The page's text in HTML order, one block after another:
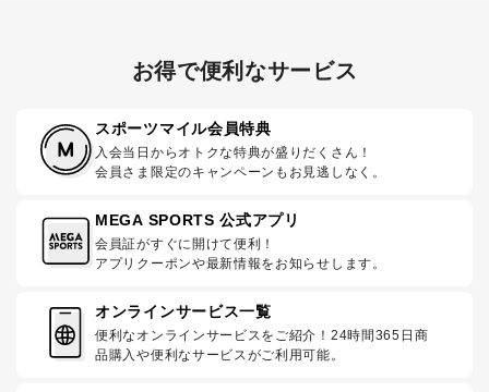
お得で便利なサービス
スポーツマイル会員特典
入会当日からオトクな特典が盛りだくさん！
会員さま限定のキャンペーンもお見逃しなく。
MEGA SPORTS 公式アプリ
会員証がすぐに開けて便利！
アプリクーポンや最新情報をお知らせします。
オンラインサービス一覧
便利なオンラインサービスをご紹介！24時間365日商
品購入や便利なサービスがご利用可能。